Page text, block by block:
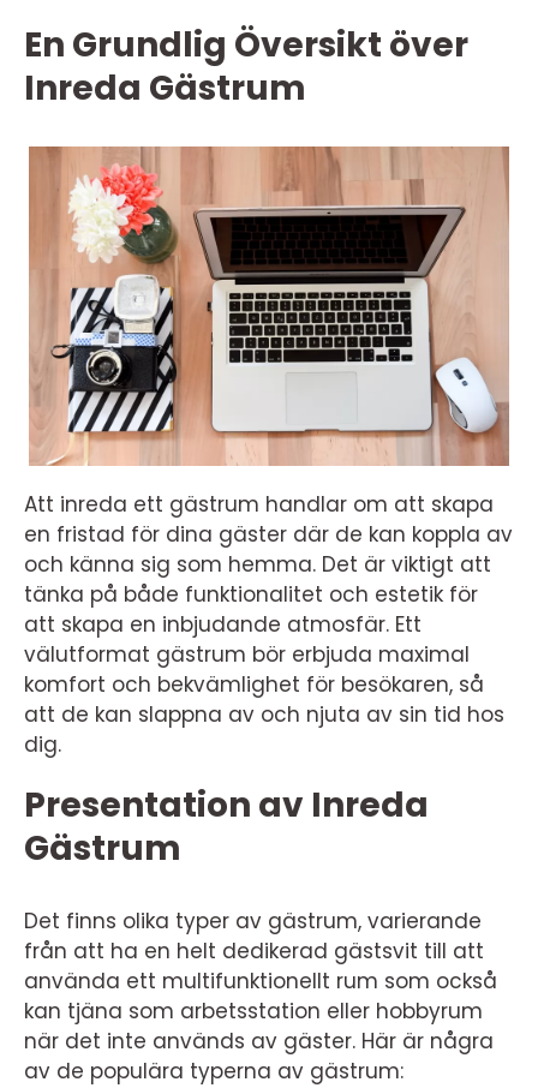
En Grundlig Översikt över
Inreda Gästrum
Att inreda ett gästrum handlar om att skapa
en fristad för dina gäster där de kan koppla av
och känna sig som hemma. Det är viktigt att
tänka på både funktionalitet och estetik för
att skapa en inbjudande atmosfär. Ett
välutformat gästrum bör erbjuda maximal
komfort och bekvämlighet för besökaren, så
att de kan slappna av och njuta av sin tid hos
dig.
Presentation av Inreda
Gästrum
Det finns olika typer av gästrum, varierande
från att ha en helt dedikerad gästsvit till att
använda ett multifunktionellt rum som också
kan tjäna som arbetsstation eller hobbyrum
när det inte används av gäster. Här är några
av de populära typerna av gästrum: